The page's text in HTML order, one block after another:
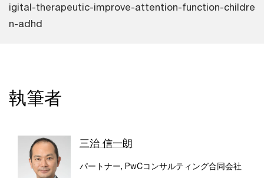
igital-therapeutic-improve-attention-function-childre
n-adhd
執筆者
三治 信一朗
パートナー, PwCコンサルティング合同会社